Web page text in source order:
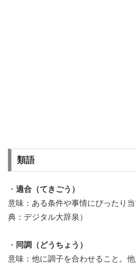
類語
・ 適合（てきごう）
意味：ある条件や事情にぴったり
典：デジタル大辞泉）
・ 同調（どうちょう）
意味：他に調子を合わせること。